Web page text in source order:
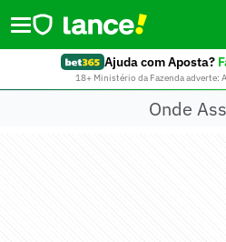
Ajuda com Aposta?
18+ Ministério da Fazenda adverte:
Onde